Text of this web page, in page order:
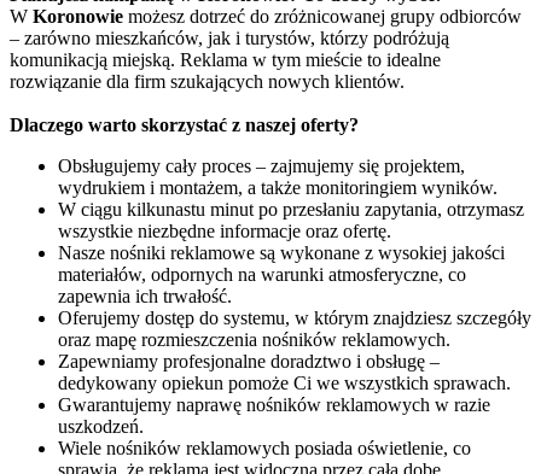
W Koronowie możesz dotrzeć do zróżnicowanej grupy odbiorców
– zarówno mieszkańców, jak i turystów, którzy podróżują
komunikacją miejską. Reklama w tym mieście to idealne
rozwiązanie dla firm szukających nowych klientów.
Dlaczego warto skorzystać z naszej oferty?
Obsługujemy cały proces – zajmujemy się projektem,
wydrukiem i montażem, a także monitoringiem wyników.
W ciągu kilkunastu minut po przesłaniu zapytania, otrzymasz
wszystkie niezbędne informacje oraz ofertę.
Nasze nośniki reklamowe są wykonane z wysokiej jakości
materiałów, odpornych na warunki atmosferyczne, co
zapewnia ich trwałość.
Oferujemy dostęp do systemu, w którym znajdziesz szczegóły
oraz mapę rozmieszczenia nośników reklamowych.
Zapewniamy profesjonalne doradztwo i obsługę –
dedykowany opiekun pomoże Ci we wszystkich sprawach.
Gwarantujemy naprawę nośników reklamowych w razie
uszkodzeń.
Wiele nośników reklamowych posiada oświetlenie, co
sprawia, że reklama jest widoczna przez całą dobę.